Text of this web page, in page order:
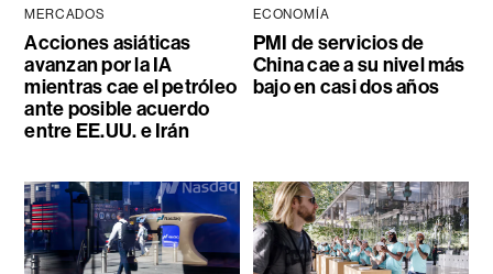
MERCADOS
Acciones asiáticas
avanzan por la IA
mientras cae el petróleo
ante posible acuerdo
entre EE.UU. e Irán
ECONOMÍA
PMI de servicios de
China cae a su nivel más
bajo en casi dos años